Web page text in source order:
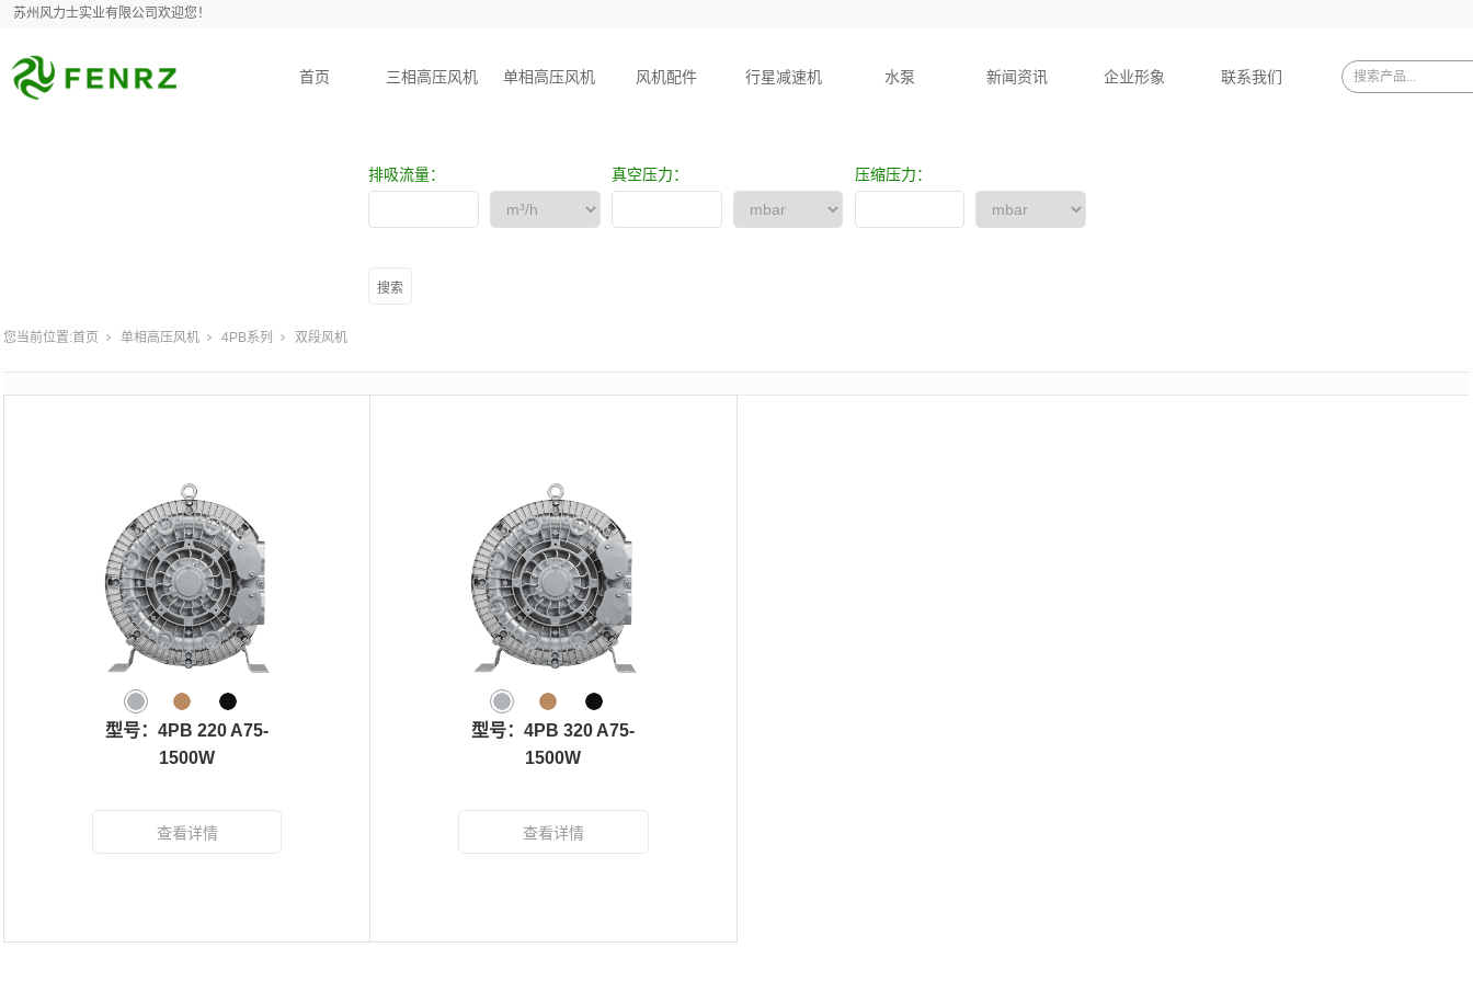
苏州风力士实业有限公司欢迎您！
首页 三相高压风机 单相高压风机 风机配件 行星减速机 水泵 新闻资讯 企业形象 联系我们
排吸流量： 真空压力： 压缩压力：
您当前位置:首页 单相高压风机 4PB系列 双段风机
型号：4PB 220 A75-
1500W
型号：4PB 320 A75-
1500W